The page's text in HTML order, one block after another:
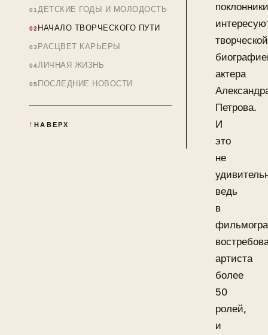
ДЕТСКИЕ ГОДЫ И МОЛОДОСТЬ
НАЧАЛО ТВОРЧЕСКОГО ПУТИ
РАСЦВЕТ КАРЬЕРЫ
ЛИЧНАЯ ЖИЗНЬ
ПОСЛЕДНИЕ НОВОСТИ
НАВЕРХ
поклонники
творческой
актера
Петрова.
И
это
не
ведь
в
артиста
более
50
ролей,
и